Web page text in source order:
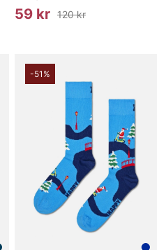
59 kr 120 kr
-51%